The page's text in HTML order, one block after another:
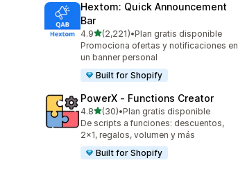
Hextom: Quick Announcement
Bar
4.9de 5 estrellas
(2,221)
2221 reseñas en total
•Plan gratis disponible
Promociona ofertas y notificaciones en
un banner personal
Built for Shopify
PowerX ‑ Functions Creator
4.8de 5 estrellas
(30)
30 reseñas en total
•Plan gratis disponible
De scripts a funciones: descuentos,
2x1, regalos, volumen y más
Built for Shopify